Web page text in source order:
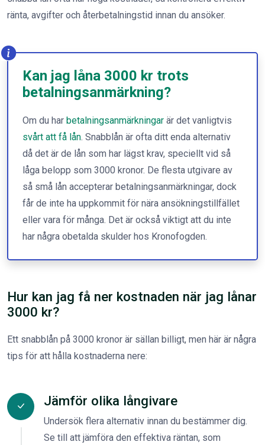
ränta, avgifter och återbetalningstid innan du ansöker.
Kan jag låna 3000 kr trots
betalningsanmärkning?
Om du har betalningsanmärkningar är det vanligtvis
svårt att få lån. Snabblån är ofta ditt enda alternativ
då det är de lån som har lägst krav, speciellt vid så
låga belopp som 3000 kronor. De flesta utgivare av
så små lån accepterar betalningsanmärkningar, dock
får de inte ha uppkommit för nära ansökningstillfället
eller vara för många. Det är också viktigt att du inte
har några obetalda skulder hos Kronofogden.
Hur kan jag få ner kostnaden när jag lånar
3000 kr?
Ett snabblån på 3000 kronor är sällan billigt, men här är några
tips för att hålla kostnaderna nere:
Jämför olika långivare
Undersök flera alternativ innan du bestämmer dig.
Se till att jämföra den effektiva räntan, som